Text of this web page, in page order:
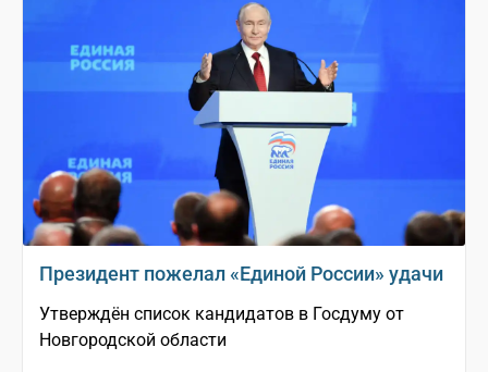
Президент пожелал «Единой России» удачи
Утверждён список кандидатов в Госдуму от
Новгородской области